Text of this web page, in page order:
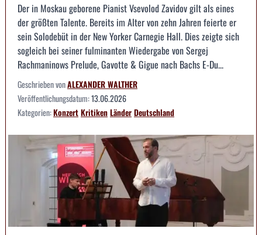
Der in Moskau geborene Pianist Vsevolod Zavidov gilt als eines
der größten Talente. Bereits im Alter von zehn Jahren feierte er
sein Solodebüt in der New Yorker Carnegie Hall. Dies zeigte sich
sogleich bei seiner fulminanten Wiedergabe von Sergej
Rachmaninows Prelude, Gavotte & Gigue nach Bachs E-Du...
Geschrieben vonALEXANDER WALTHER
Veröffentlichungsdatum:13.06.2026
Kategorien:KonzertKritikenLänderDeutschland